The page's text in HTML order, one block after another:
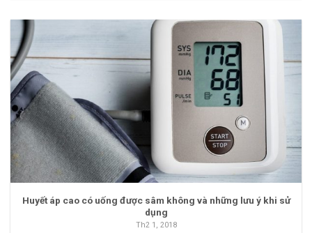
Huyết áp cao có uống được sâm không và những lưu ý khi sử
dụng
Th2 1, 2018